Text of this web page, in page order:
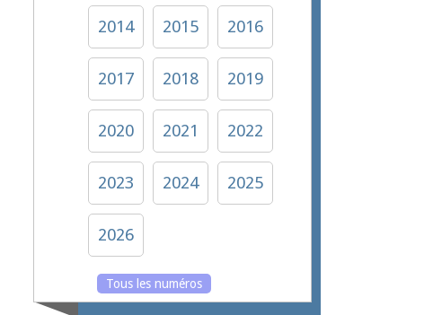
2014 2015 2016
2017 2018 2019
2020 2021 2022
2023 2024 2025
2026
Tous les numéros